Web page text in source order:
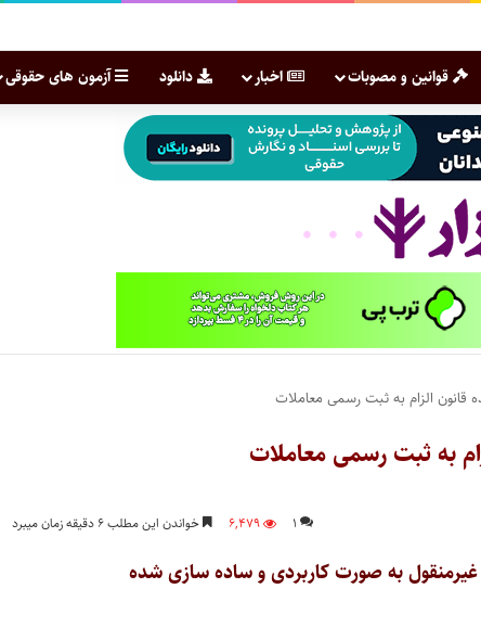
قوانین و مصوبات اخبار دانلود آزمون های حقوقی
قانون الزام به ثبت رسمی معاملات
به ثبت رسمی معاملات
۱ ۶,۴۷۹ خواندن این مطلب ۶ دقیقه زمان میبرد
غیرمنقول به صورت کاربردی و ساده سازی شده